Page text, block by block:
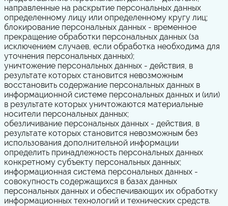
направленные на раскрытие персональных данных
определенному лицу или определенному кругу лиц;
блокирование персональных данных - временное
прекращение обработки персональных данных (за
исключением случаев, если обработка необходима для
уточнения персональных данных);
уничтожение персональных данных - действия, в
результате которых становится невозможным
восстановить содержание персональных данных в
информационной системе персональных данных и (или)
в результате которых уничтожаются материальные
носители персональных данных;
обезличивание персональных данных - действия, в
результате которых становится невозможным без
использования дополнительной информации
определить принадлежность персональных данных
конкретному субъекту персональных данных;
информационная система персональных данных -
совокупность содержащихся в базах данных
персональных данных и обеспечивающих их обработку
информационных технологий и технических средств.